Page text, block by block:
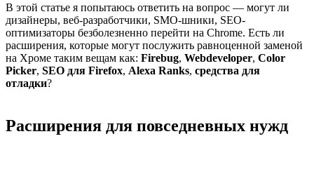
В этой статье я попытаюсь ответить на вопрос — могут ли
дизайнеры, веб-разработчики, SMO-шники, SEO-
оптимизаторы безболезненно перейти на Chrome. Есть ли
расширения, которые могут послужить равноценной заменой
на Хроме таким вещам как: Firebug, Webdeveloper, Color
Picker, SEO для Firefox, Alexa Ranks, средства для
отладки?
Расширения для повседневных нужд